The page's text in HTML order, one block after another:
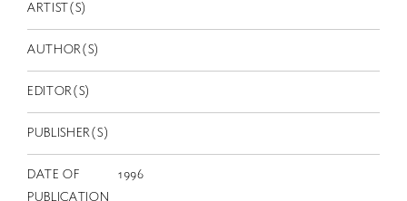
EN
ARTIST(S)
AUTHOR(S)
EDITOR(S)
PUBLISHER(S)
DATE OF
PUBLICATION
1996